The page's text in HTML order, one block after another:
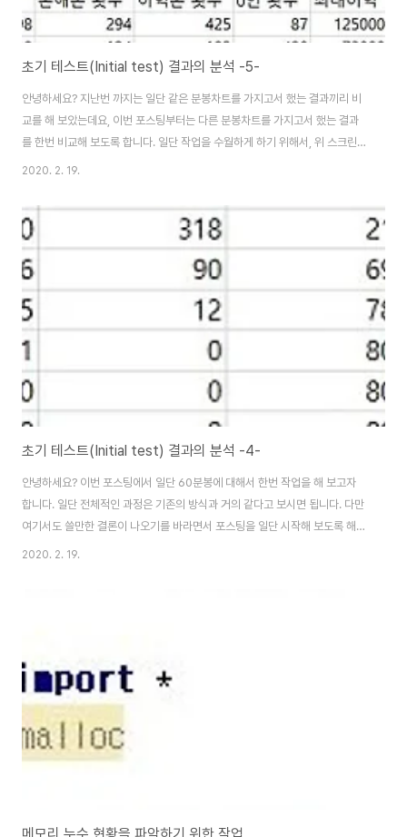
초기 테스트(Initial test) 결과의 분석 -5-
안녕하세요? 지난번 까지는 일단 같은 분봉차트를 가지고서 했는 결과끼리 비
교를 해 보았는데요, 이번 포스팅부터는 다른 분봉차트를 가지고서 했는 결과
를 한번 비교해 보도록 합니다. 일단 작업을 수월하게 하기 위해서, 위 스크린샷
에서 볼 수 있는 것처럼 배수별로 사용한 데이터 베이스가 다른 데이터를 열거
평균수익이 감소하며, 결정계수도 90%를 넘어가서 상당히 강력한 것으로 나
옵니다. 그리고 나서 다음으로 해야 할일은 위 스크린샷에서 나오는 것처럼 2
배수에서도 역시나 거의 같은 결과를 얻는 것을 볼 수 있었습니다. 다만 이게 특
이하게도 3배수에서는 전혀 연관성이 없는 것을 보여주고 있습니다. 이게 단순
한 에러인지, 아니면 다른 이..
2020. 2. 19.
초기 테스트(Initial test) 결과의 분석 -4-
안녕하세요? 이번 포스팅에서 일단 60분봉에 대해서 한번 작업을 해 보고자
합니다. 일단 전체적인 과정은 기존의 방식과 거의 같다고 보시면 됩니다. 다만
여기서도 쓸만한 결론이 나오기를 바라면서 포스팅을 일단 시작해 보도록 해
보겠습니다. 일단 작업을 하기 위해서, 위 스크린샷에서 보이는 것처럼 우선
수 있겠지만, 일단 3배수..
2020. 2. 19.